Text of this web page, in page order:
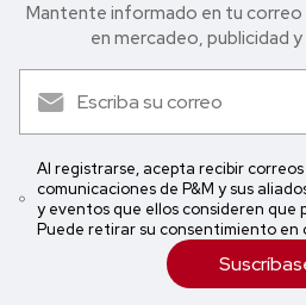
Mantente informado en tu correo
en mercadeo, publicidad
Al registrarse, acepta recibir
comunicaciones de P&M y sus
y eventos que ellos consideren que
Puede retirar su consentimiento en